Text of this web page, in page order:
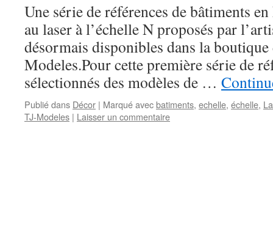
Une série de références de bâtiments
au laser à l’échelle N proposés par
désormais disponibles dans la
Modeles.Pour cette première série de
sélectionnés des modèles de …
Publié dans Décor | Marqué avecbatiments, echelle, échelle,
TJ-Modeles | Laisser un commentaire